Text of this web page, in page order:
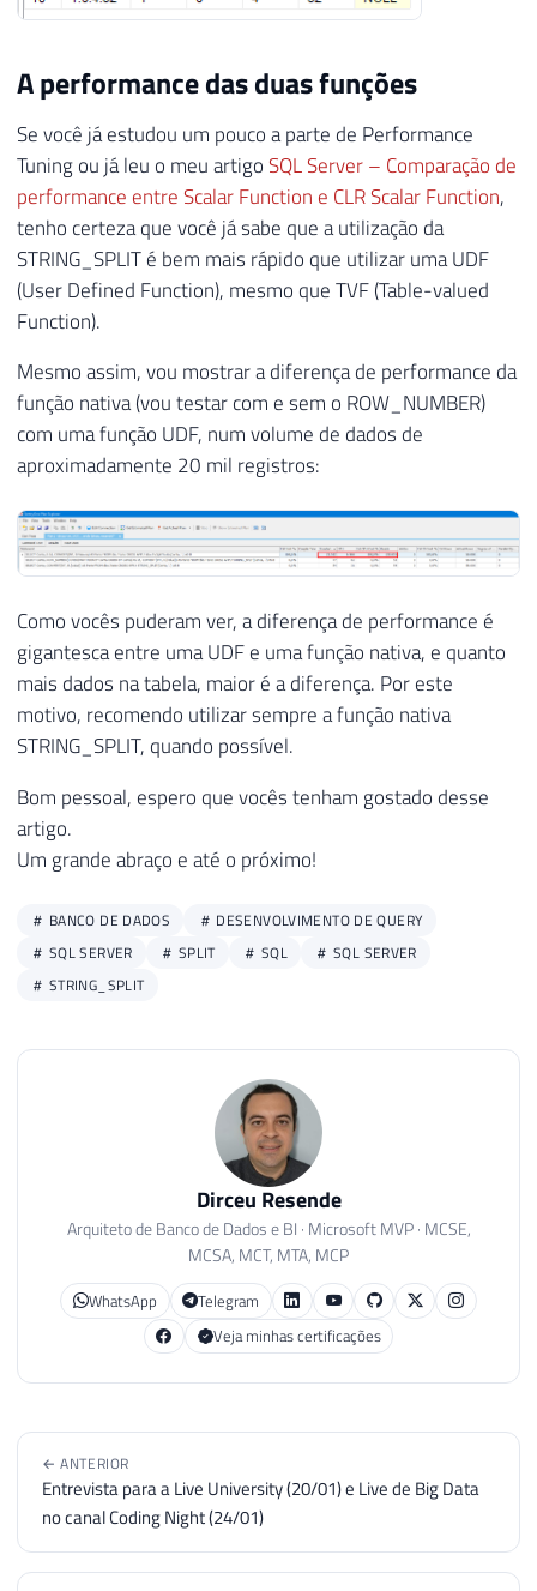
34
36
38
39
40
41
42
43
44
46
47
48
49
51
52
53
55
56
57
58
59
61
62
63
65
66
67
@Contador INT = 1,
@QueryCreate VARCHAR(MAX) =
WHILE(@Contador <= @Total)
BEGIN
SET
@QueryCreate += ', Parte' +
SET @QueryUpdate +=
'UPDATE A SET
SET @QueryCreate += ' )'
-- CRIA A TABELA DINAMICAMENTE
EXEC(@QueryCreate)
INSERT INTO
##Tabela ( Conta )
SELECT DISTINCT
Conta
FROM #Partes
-- ATUALIZA OS DADOS DINAMICAMENTE
EXEC( @QueryUpdate)
FROM ##Tabela
A performance das duas funções
Se você já estudou um pouco a parte de Performance
Tuning ou já leu o meu artigoSQL Server – Comparação de
performance entre Scalar Function e CLR Scalar Function,
tenho certeza que você já sabe que a utilização da
STRING_SPLIT é bem mais rápido que utilizar uma UDF
(User Defined Function), mesmo que TVF (Table-valued
Function).
Mesmo assim, vou mostrar a diferença de performance da
função nativa (vou testar com e sem o ROW_NUMBER)
com uma função UDF, num volume de dados de
aproximadamente 20 mil registros:
Como vocês puderam ver, a diferença de performance é
gigantesca entre uma UDF e uma função nativa, e quanto
mais dados na tabela, maior é a diferença. Por este
motivo, recomendo utilizar sempre a função nativa
STRING_SPLIT, quando possível.
Bom pessoal, espero que vocês tenham gostado desse
artigo.
Um grande abraço e até o próximo!
BANCO DE DADOS
DESENVOLVIMENTO DE QUERY
SQL SERVER
SPLIT SQL
SQL SERVER
STRING_SPLIT
Dirceu Resende
Arquiteto de Banco de Dados e BI · Microsoft MVP · MCSE,
MCSA, MCT, MTA, MCP
WhatsApp
Telegram
Veja minhas certificações
← ANTERIOR
Entrevista para a Live University (20/01) e Live de Big Data
no canal Coding Night (24/01)